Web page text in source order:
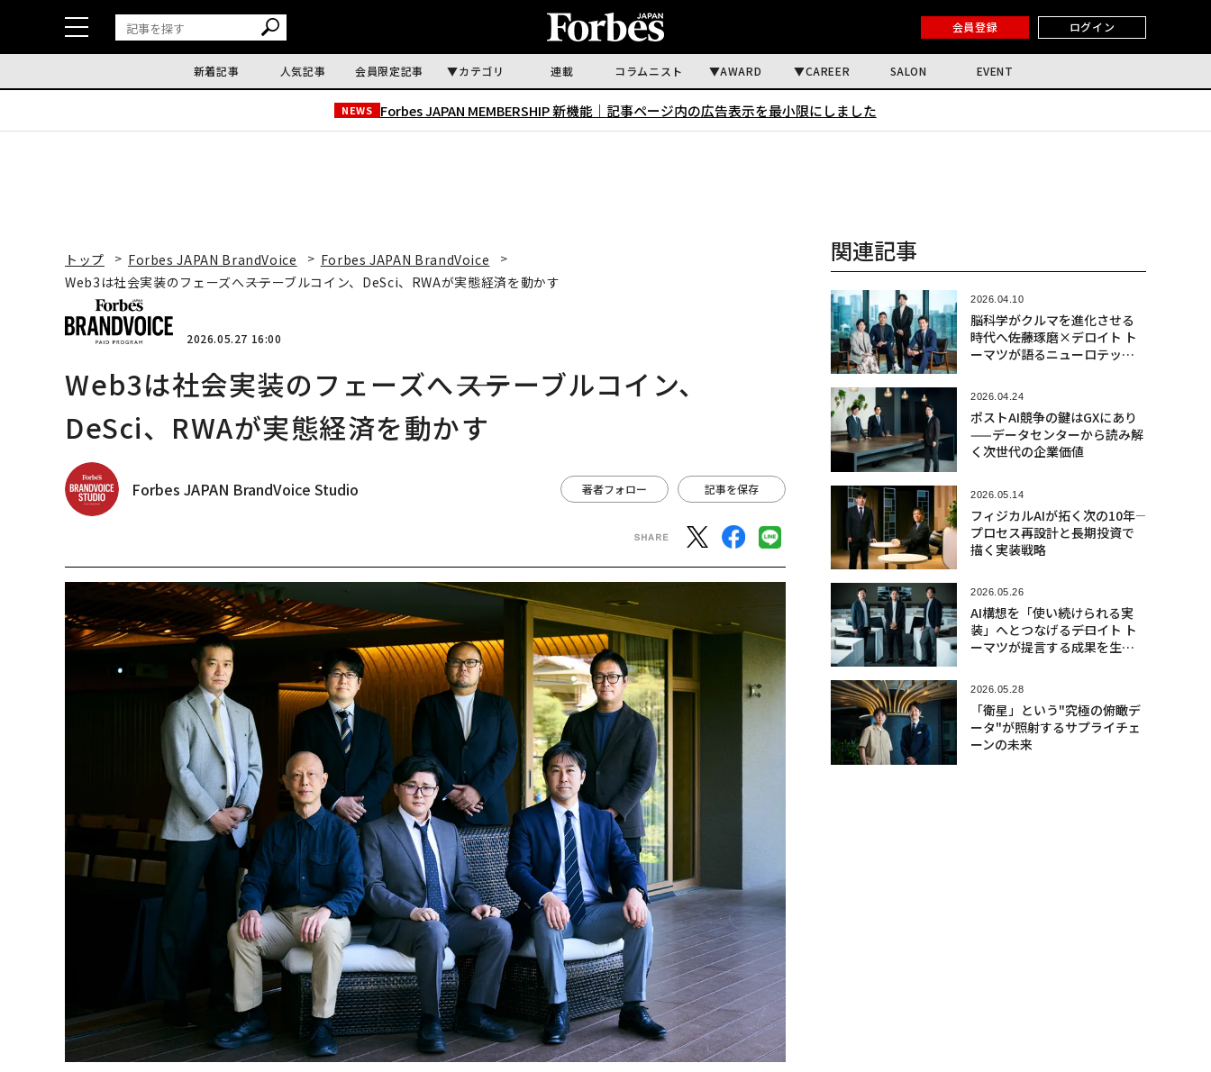
会員登録 ログイン
新着記事 人気記事 会員限定記事 カテゴリ 連載 コラムニスト AWARD CAREER SALON EVENT
NEWS Forbes JAPAN MEMBERSHIP 新機能｜ 記事ページ内の広告表示を最小限にしました
トップ Forbes JAPAN BrandVoice
Forbes JAPAN BrandVoice
Web3は社会実装のフェーズへ――ステーブルコイン、DeSci、RWAが実態経済を動かす
2026.05.27 16:00
Web3は社会実装のフェーズへ――ステーブルコイン、
DeSci、RWAが実態経済を動かす
Forbes JAPAN BrandVoice Studio 著者フォロー 記事を保存
関連記事
2026.04.10
脳科学がクルマを進化させる
時代へ――佐藤琢磨×デロイト ト
ーマツが語るニューロテック
2026.04.24
ポストAI競争の鍵はGXにあり
——データセンターから読み解
く次世代の企業価値
2026.05.14
フィジカルAIが拓く次の10年――
プロセス再設計と長期投資で
描く実装戦略
2026.05.26
AI構想を「使い続けられる実
装」へとつなげる――デロイト ト
ーマツが提言する成果を生む
2026.05.28
「衛星」という"究極の俯瞰デ
ータ"が照射するサプライチェ
ーンの未来